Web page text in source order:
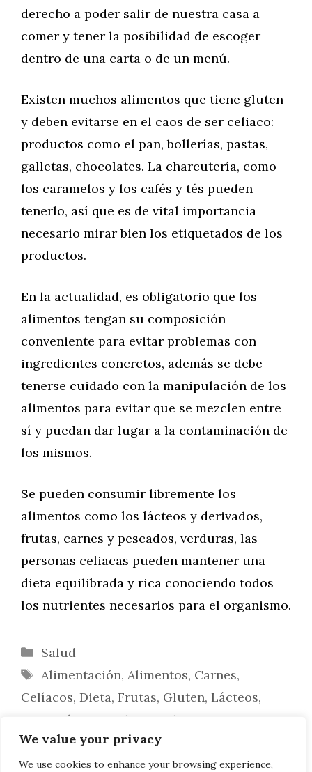
We value your privacy
We use cookies to enhance your browsing experience,
derecho a poder salir de nuestra casa a
comer y tener la posibilidad de escoger
dentro de una carta o de un menú.
Existen muchos alimentos que tiene gluten
y deben evitarse en el caos de ser celiaco:
productos como el pan, bollerías, pastas,
galletas, chocolates. La charcutería, como
los caramelos y los cafés y tés pueden
tenerlo, así que es de vital importancia
necesario mirar bien los etiquetados de los
productos.
En la actualidad, es obligatorio que los
alimentos tengan su composición
conveniente para evitar problemas con
ingredientes concretos, además se debe
tenerse cuidado con la manipulación de los
alimentos para evitar que se mezclen entre
sí y puedan dar lugar a la contaminación de
los mismos.
Se pueden consumir libremente los
alimentos como los lácteos y derivados,
frutas, carnes y pescados, verduras, las
personas celiacas pueden mantener una
dieta equilibrada y rica conociendo todos
los nutrientes necesarios para el organismo.
Categorías
Salud
Etiquetas
Alimentación, Alimentos, Carnes,
Celíacos, Dieta, Frutas, Gluten, Lácteos,
Nutrición
Pescados
Verduras
Enfermedad celíaca
Celíacos, comer representa un 60% más